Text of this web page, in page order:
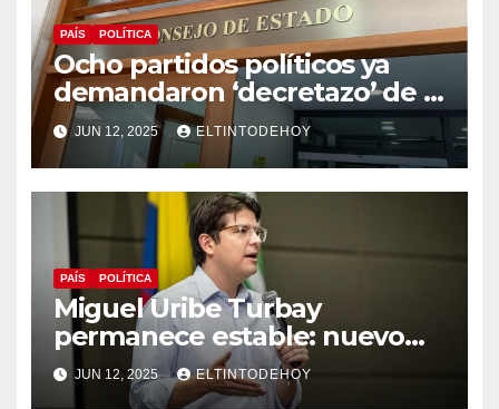
PAÍS POLÍTICA
Ocho partidos políticos ya
demandaron ‘decretazo’ de la
consulta popular
JUN 12, 2025 ELTINTODEHOY
PAÍS POLÍTICA
Miguel Uribe Turbay
permanece estable: nuevo
parte médico de la clínica
Santa Fe
JUN 12, 2025 ELTINTODEHOY